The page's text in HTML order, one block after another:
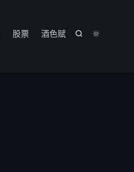


股票 酒色赋